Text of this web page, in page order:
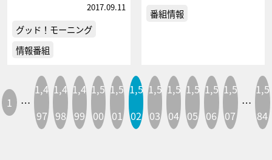
2017.09.11
グッド！モーニング
情報番組
番組情報
1 …
1,4
97
1,4
98
1,4
99
1,5
00
1,5
01
1,5
02
1,5
03
1,5
04
1,5
05
1,5
06
1,5
07
…
1,5
84